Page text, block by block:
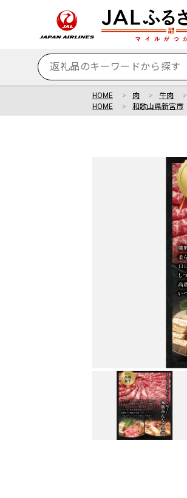
HOME 肉 牛肉
HOME
和歌山県新宮市